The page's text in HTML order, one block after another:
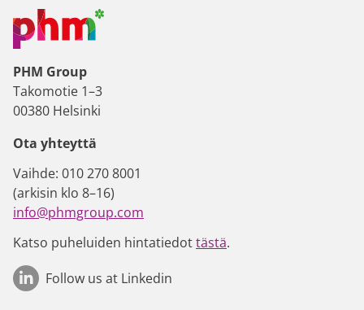
PHM Group
Takomotie 1–3
00380 Helsinki
Ota yhteyttä
Vaihde: 010 270 8001
(arkisin klo 8–16)
info@phmgroup.com
Katso puheluiden hintatiedottästä.
Follow us at Linkedin